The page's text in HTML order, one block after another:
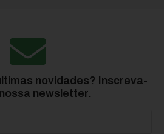
novidades? Inscreva-
newsletter.